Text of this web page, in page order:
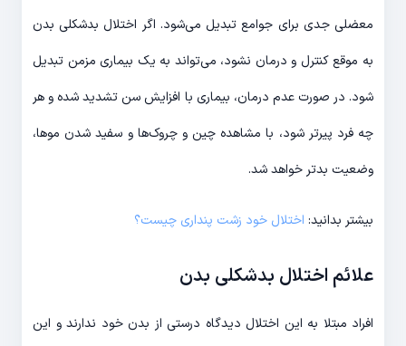
معضلی جدی برای جوامع تبدیل می‌شود. اگر اختلال بدشکلی بدن
به موقع کنترل و درمان نشود، می‌تواند به یک بیماری مزمن تبدیل
شود. در صورت عدم درمان، بیماری با افزایش سن تشدید شده و هر
چه فرد پیرتر شود، با مشاهده چین و چروک‌ها و سفید شدن موها،
وضعیت بدتر خواهد شد.
بیشتر بدانید: اختلال خود زشت پنداری چیست؟
علائم اختلال بدشکلی بدن
افراد مبتلا به این اختلال دیدگاه درستی از بدن خود ندارند و این